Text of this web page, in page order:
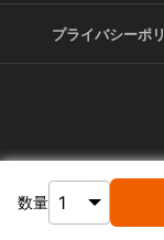
数量
プライバシーポ